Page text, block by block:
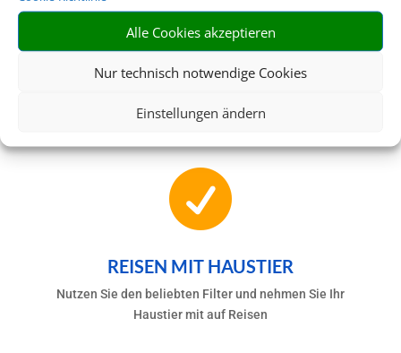
Alle Cookies akzeptieren
Nur technisch notwendige Cookies
Einstellungen ändern

EINFACH UND SCHNELL

REISEN MIT HAUSTIER
Nutzen Sie den beliebten Filter und nehmen Sie Ihr
Haustier mit auf Reisen